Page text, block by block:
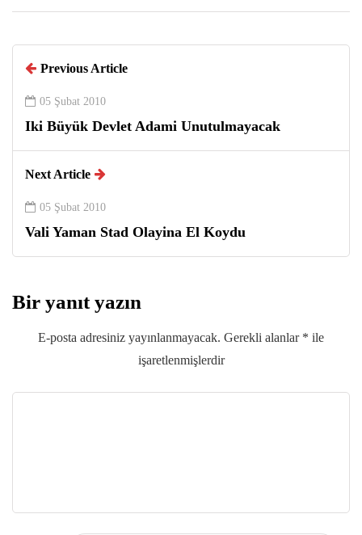
Previous Article
05 Şubat 2010
Iki Büyük Devlet Adami Unutulmayacak
Next Article
05 Şubat 2010
Vali Yaman Stad Olayina El Koydu
Bir yanıt yazın
E-posta adresiniz yayınlanmayacak. Gerekli alanlar * ile
işaretlenmişlerdir